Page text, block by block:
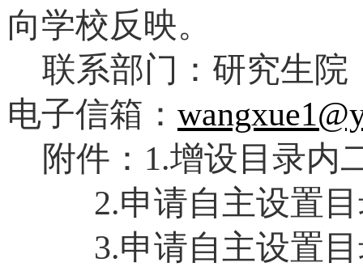
向学校反映。
联系部门：研究生院
电子信箱：
附件：1.增设目录内
2.申请自主设置
3.申请自主设置